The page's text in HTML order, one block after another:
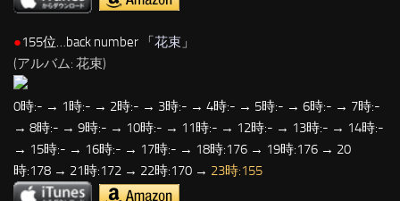
●155位…back number 「花束 」
(アルバム: 花束)
0時:- → 1時:- → 2時:- → 3時:- → 4時:- → 5時:- → 6時:- → 7時:-
→ 8時:- → 9時:- → 10時:- → 11時:- → 12時:- → 13時:- → 14時:-
→ 15時:- → 16時:- → 17時:- → 18時:176 → 19時:176 → 20
時:178 → 21時:172 → 22時:170 → 23時:155